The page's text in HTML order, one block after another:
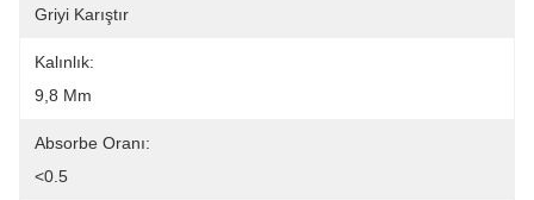
Griyi Karıştır
Kalınlık:
9,8 Mm
Absorbe Oranı:
<0.5